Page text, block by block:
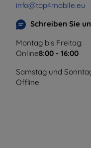
info@top4mobile.eu
Schreiben Sie
Montag bis Freitag:
Online8:00 - 16:00
Samstag und
Offline